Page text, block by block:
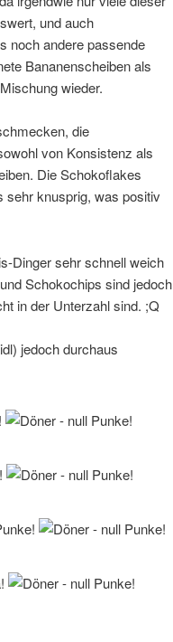
und auch
noch andere passende
Bananenscheiben als
wieder.
die
von Konsistenz als
Die Schokoflakes
sehr knusprig, was positiv
Dinger sehr schnell weich
Schokochips sind jedoch
in der Unterzahl sind. ;Q
jedoch durchaus